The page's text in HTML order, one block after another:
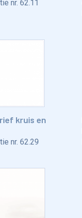
nr. 62.11
kruis en
nr. 62.29